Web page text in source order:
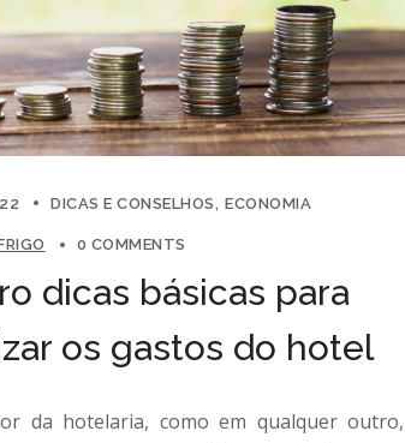
DICAS E CONSELHOS ECONOMIA
0 COMMENTS
dicas básicas para
os gastos do hotel
da hotelaria, como em qualquer outro,